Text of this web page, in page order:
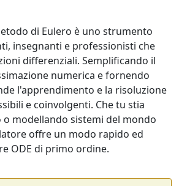
di Eulero è uno strumento
insegnanti e professionisti che
differenziali. Semplificando il
numerica e fornendo
l'apprendimento e la risoluzione
e coinvolgenti. Che tu stia
modellando sistemi del mondo
offre un modo rapido ed
ODE di primo ordine.